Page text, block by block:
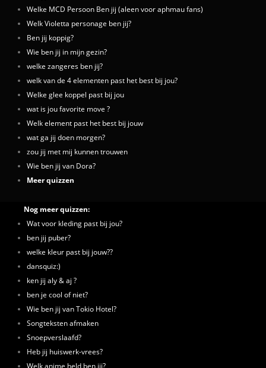
Welke MCD Persoon Ben jij (aleen voor aphmau fans)
Welk Violetta personage ben jij?
Ben jij koppig?
Wie ben jij in mijn gezin?
welke zangeres ben jij?
welk van de 4 elementen past het best bij jou?
Welke glee koppel past bij jou
wat is jou favorite move ?
Welk element past het best bij jouw
wat ga jij doen morgen?
zou jij met mij kunnen trouwen
Wie ben jij van Dora?
Meer quizzen
Nog meer quizzen:
Wat voor kleding past bij jou?
ben jij puber?
welke kleur past bij jouw??
dansquiz:)
ken jij aly & aj ?
ben je cool of niet?
Wie ben jij van Tokio Hotel?
Songteksten afmaken
Snoepverslaafd?
Heb jij huiswerk-vrees?
Welk anime held ben jij?